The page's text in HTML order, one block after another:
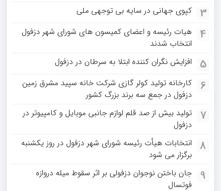
3 کپوی جهانی در سایه بی توجهی ملی
4
هیات رئیسه و اعضای کمیسون های شورای شهر دزفول
انتخاب شدند
5 افزایش نگران کننده ابتلا به سرطان در دزفول
6
کارخانه تولید کولر گازی شرکت خانه سپید مشرق زمین
دزفول در جمع سه برند بزرگ کشور
7
تولید بیش از صد قلم لوازم جانبی موبایل و کامپیوتر در
دزفول
8
انتخابات هیأت رئیسه شورای شهر دزفول در روز یکشنبه
برگزار می شود
9
جان باختن نوجوان دزفولی بر اثر سقوط میله دروازه
فوتسال